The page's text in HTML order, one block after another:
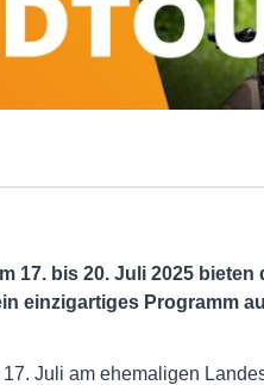
17. bis 20. Juli 2025
einzigartiges Programm
Juli am ehemaligen